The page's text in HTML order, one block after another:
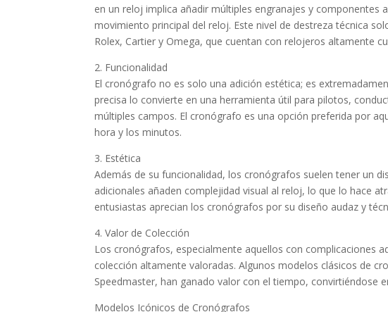
en un reloj implica añadir múltiples engranajes y componentes
movimiento principal del reloj. Este nivel de destreza técnica
Rolex, Cartier y Omega, que cuentan con relojeros altamente
2. Funcionalidad
El cronógrafo no es solo una adición estética; es
precisa lo convierte en una herramienta útil para pilotos,
múltiples campos. El cronógrafo es una opción preferida por
hora y los minutos.
3. Estética
Además de su funcionalidad, los cronógrafos suelen tener un
adicionales añaden complejidad visual al reloj, lo que lo hace
entusiastas aprecian los cronógrafos por su diseño audaz y
4. Valor de Colección
Los cronógrafos, especialmente aquellos con complicaciones
colección altamente valoradas. Algunos modelos clásicos de
Speedmaster, han ganado valor con el tiempo, convirtiéndose
Modelos Icónicos de Cronógrafos